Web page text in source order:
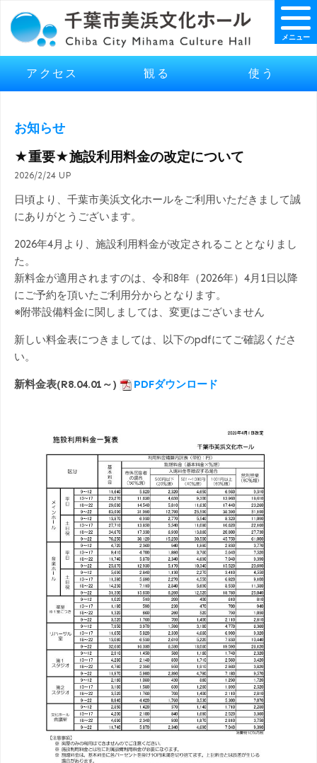
アクセス 観る 使う
メニュー
お知らせ
★重要★施設利用料金の改定について
2026/2/24 UP
日頃より、千葉市美浜文化ホールをご利用いただきまして誠
にありがとうございます。
2026年4月より、施設利用料金が改定されることとなりまし
た。
新料金が適用されますのは、令和8年（2026年）4月1日以降
にご予約を頂いたご利用分からとなります。
※附帯設備料金に関しましては、変更はございません
新しい料金表につきましては、以下のpdfにてご確認くださ
い。
新料金表(R8.04.01～) PDFダウンロード